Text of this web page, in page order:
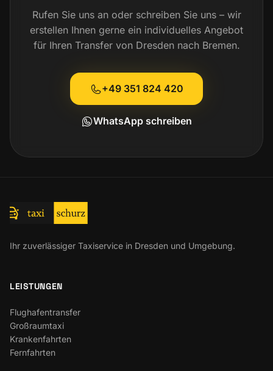
Rufen Sie uns an oder schreiben Sie uns – wir
erstellen Ihnen gerne ein individuelles Angebot
für Ihren Transfer von Dresden nach Bremen.
+49 351 824 420
WhatsApp schreiben
Ihr zuverlässiger Taxiservice in Dresden und Umgebung.
LEISTUNGEN
Flughafentransfer
Großraumtaxi
Krankenfahrten
Fernfahrten